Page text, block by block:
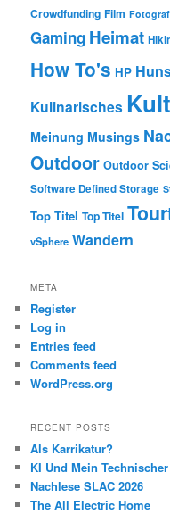
Crowdfunding Film
Gaming Heimat
How To's HP
Kulinarisches
Meinung Musings
Outdoor Outdoor
Software Defined Storage
Top Titel Top Titel
vSphere Wandern
META
Register
Log in
Entries feed
Comments feed
WordPress.org
RECENT POSTS
Als Karrikatur?
KI Und Mein
Nachlese SLAC 2026
The All Electric Home